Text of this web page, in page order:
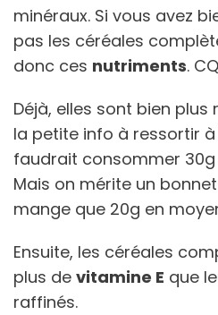
minéraux. Si vous avez
pas les céréales
donc ces nutriments.
Déjà, elles sont bien plus
la petite info à ressortir
faudrait consommer
Mais on mérite un bonnet
mange que 20g en
Ensuite, les céréales
plus de vitamine E que
raffinés.